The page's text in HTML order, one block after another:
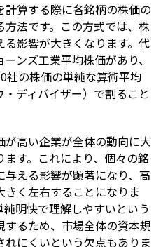
算する際に各銘柄の株価の
法です。この方式では、株
影響が大きくなります。代
ンズ工業平均株価があり、
社の株価の単純な算術平均
ディバイザー）で割ること
高い企業が全体の動向に大
す。これにより、個々の銘
える影響が顕著になり、高
く左右することになりま
明快で理解しやすいという
るため、市場全体の資本規
にくいという欠点もありま